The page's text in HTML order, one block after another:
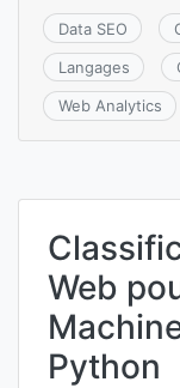
Data SEO
Langages
Web Analytics
Web
Python